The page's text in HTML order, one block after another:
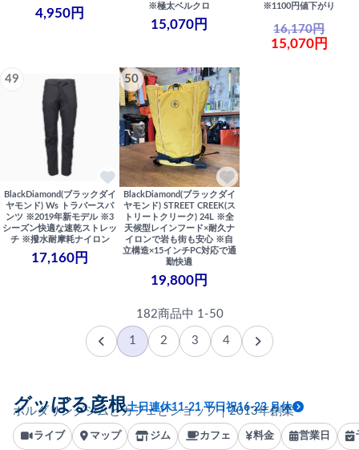
4,950円
※極太ベルクロ
15,070円
※1100円値下がり
16,170円
15,070円
49
BlackDiamond(ブラックダイ
ヤモンド) Ws トラバースパ
ンツ ※2019年新モデル ※3
シーズン快適な速乾ストレッ
チ ※撥水耐摩耗ナイロン
17,160円
50
BlackDiamond(ブラックダイ
ヤモンド) STREET CREEK(ス
トリートクリーク) 24L ※全
天候型レインフード×耐久ナ
イロンで岩も街も安心 ※自
立構造×15インチPC対応で通
勤快適
19,800円
182商品中 1-50
1 2 3 4
ボルダリングジムとカフェとショップ｜2013年創業
グッぼる彦根土日連休11-21 平日祝16-23 月休
ライブ マップ ジム カフェ 料金 営業日